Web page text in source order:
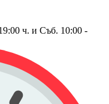
ч. и Съб. 10:00 -